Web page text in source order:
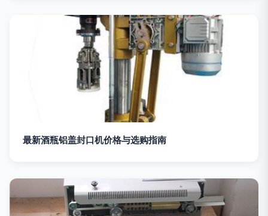
最新酒瓶铝盖封口机价格与选购指南